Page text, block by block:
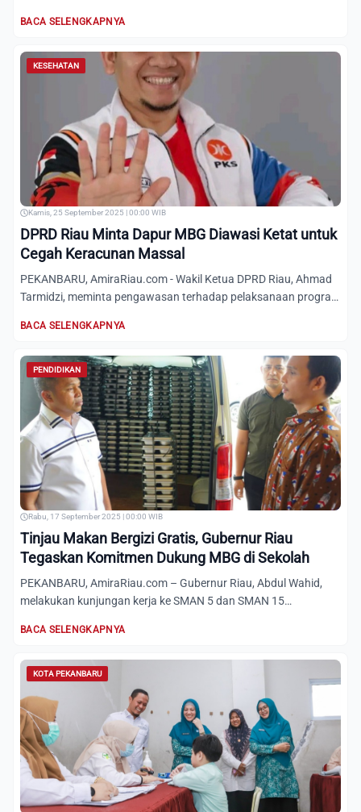
BACA SELENGKAPNYA
KESEHATAN
Kamis, 25 September 2025 | 00:00 WIB
DPRD Riau Minta Dapur MBG Diawasi Ketat untuk
Cegah Keracunan Massal
PEKANBARU, AmiraRiau.com - Wakil Ketua DPRD Riau, Ahmad
Tarmidzi, meminta pengawasan terhadap pelaksanaan program
BACA SELENGKAPNYA
PENDIDIKAN
Rabu, 17 September 2025 | 00:00 WIB
Tinjau Makan Bergizi Gratis, Gubernur Riau
Tegaskan Komitmen Dukung MBG di Sekolah
PEKANBARU, AmiraRiau.com – Gubernur Riau, Abdul Wahid,
melakukan kunjungan kerja ke SMAN 5 dan SMAN 15
BACA SELENGKAPNYA
KOTA PEKANBARU